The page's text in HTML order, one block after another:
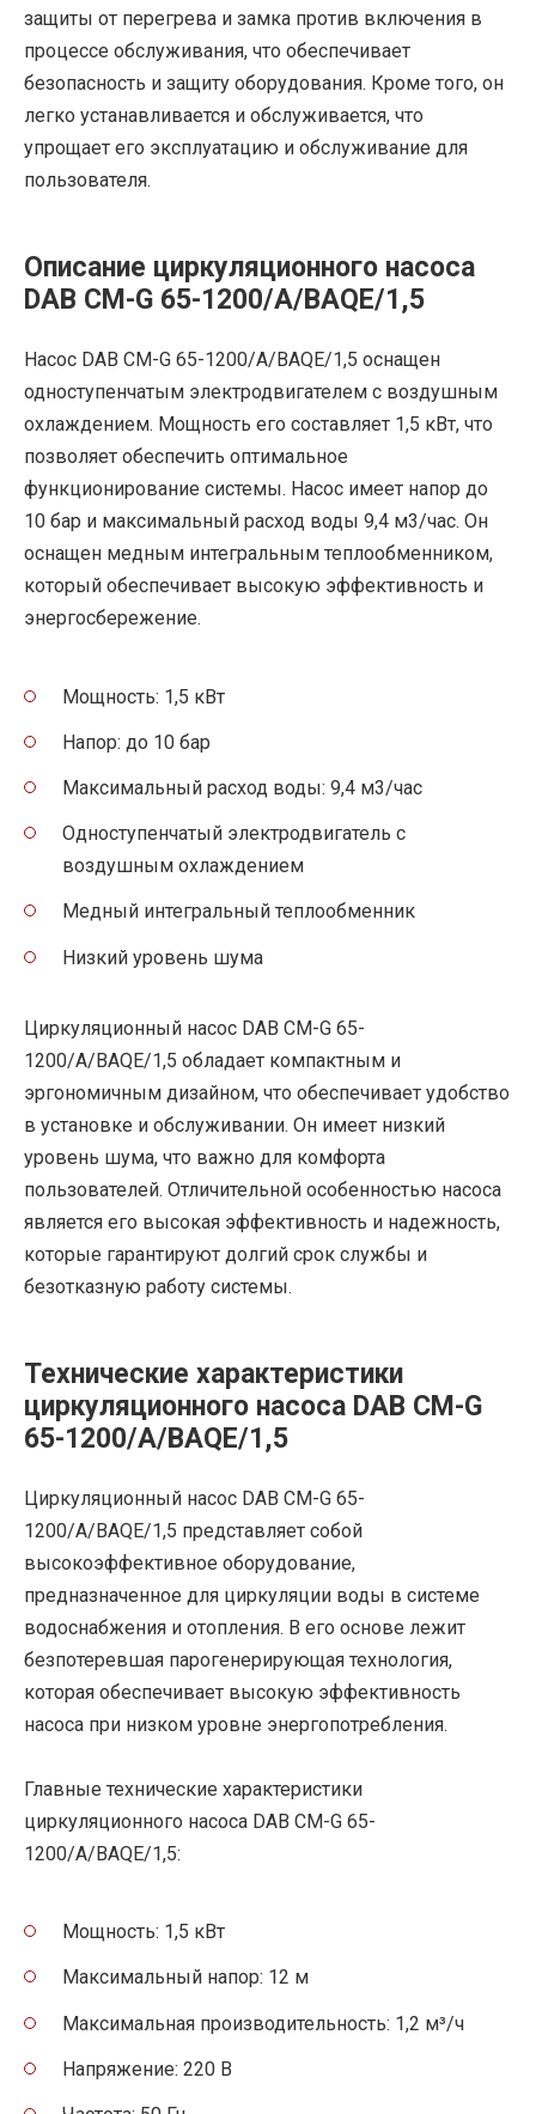
защиты от перегрева и замка против включения в
процессе обслуживания, что обеспечивает
безопасность и защиту оборудования. Кроме того, он
легко устанавливается и обслуживается, что
упрощает его эксплуатацию и обслуживание для
пользователя.
Описание циркуляционного насоса
DAB CM-G 65-1200/A/BAQE/1,5
Насос DAB CM-G 65-1200/A/BAQE/1,5 оснащен
одноступенчатым электродвигателем с воздушным
охлаждением. Мощность его составляет 1,5 кВт, что
позволяет обеспечить оптимальное
функционирование системы. Насос имеет напор до
10 бар и максимальный расход воды 9,4 м3/час. Он
оснащен медным интегральным теплообменником,
который обеспечивает высокую эффективность и
энергосбережение.
Мощность: 1,5 кВт
Напор: до 10 бар
Максимальный расход воды: 9,4 м3/час
Одноступенчатый электродвигатель с
воздушным охлаждением
Медный интегральный теплообменник
Низкий уровень шума
Циркуляционный насос DAB CM-G 65-
1200/A/BAQE/1,5 обладает компактным и
эргономичным дизайном, что обеспечивает удобство
в установке и обслуживании. Он имеет низкий
уровень шума, что важно для комфорта
пользователей. Отличительной особенностью насоса
является его высокая эффективность и надежность,
которые гарантируют долгий срок службы и
безотказную работу системы.
Технические характеристики
циркуляционного насоса DAB CM-G
65-1200/A/BAQE/1,5
Циркуляционный насос DAB CM-G 65-
1200/A/BAQE/1,5 представляет собой
высокоэффективное оборудование,
предназначенное для циркуляции воды в системе
водоснабжения и отопления. В его основе лежит
безпотеревшая парогенерирующая технология,
которая обеспечивает высокую эффективность
насоса при низком уровне энергопотребления.
Главные технические характеристики
циркуляционного насоса DAB CM-G 65-
1200/A/BAQE/1,5:
Мощность: 1,5 кВт
Максимальный напор: 12 м
Максимальная производительность: 1,2 м³/ч
Напряжение: 220 В